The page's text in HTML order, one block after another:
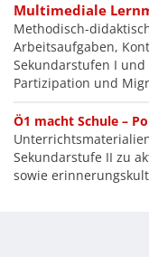
Multimediale
Methodisch-
Arbeitsaufgaben,
Sekundarstufen I
Partizipation und
Ö1 macht Schule –
Sekundarstufe II zu
sowie